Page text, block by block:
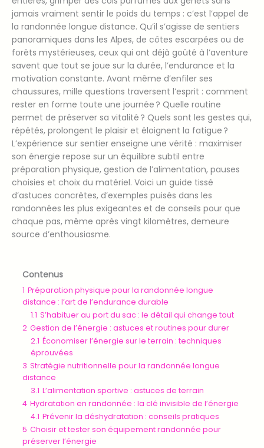
jamais vraiment sentir le poids du temps : c’est l’appel de
la randonnée longue distance. Qu’il s’agisse de sentiers
panoramiques dans les Alpes, de côtes escarpées ou de
forêts mystérieuses, ceux qui ont déjà goûté à l’aventure
savent que tout se joue sur la durée, l’endurance et la
motivation constante. Avant même d’enfiler ses
chaussures, mille questions traversent l’esprit : comment
rester en forme toute une journée ? Quelle routine
permet de préserver sa vitalité ? Quels sont les gestes qui,
répétés, prolongent le plaisir et éloignent la fatigue ?
L’expérience sur sentier enseigne une vérité : maximiser
son énergie repose sur un équilibre subtil entre
préparation physique, gestion de l’alimentation, pauses
choisies et choix du matériel. Voici un guide tissé
d’astuces concrètes, d’exemples puisés dans les
randonnées les plus exigeantes et de conseils pour que
chaque pas, même après vingt kilomètres, demeure
source d’enthousiasme.
Contenus
1 Préparation physique pour la randonnée longue
distance : l’art de l’endurance durable
1.1 S’habituer au port du sac : le détail qui change tout
2 Gestion de l’énergie : astuces et routines pour durer
2.1 Économiser l’énergie sur le terrain : techniques
éprouvées
3 Stratégie nutritionnelle pour la randonnée longue
distance
3.1 L’alimentation sportive : astuces de terrain
4 Hydratation en randonnée : la clé invisible de l’énergie
4.1 Prévenir la déshydratation : conseils pratiques
5 Choisir et tester son équipement randonnée pour
préserver l’énergie